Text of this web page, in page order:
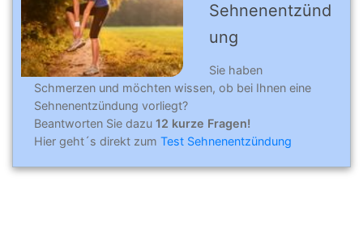
Sehnenentzünd
ung
Sie haben
Schmerzen und möchten wissen, ob bei Ihnen eine
Sehnenentzündung vorliegt?
Beantworten Sie dazu 12 kurze Fragen!
Hier geht´s direkt zum Test Sehnenentzündung